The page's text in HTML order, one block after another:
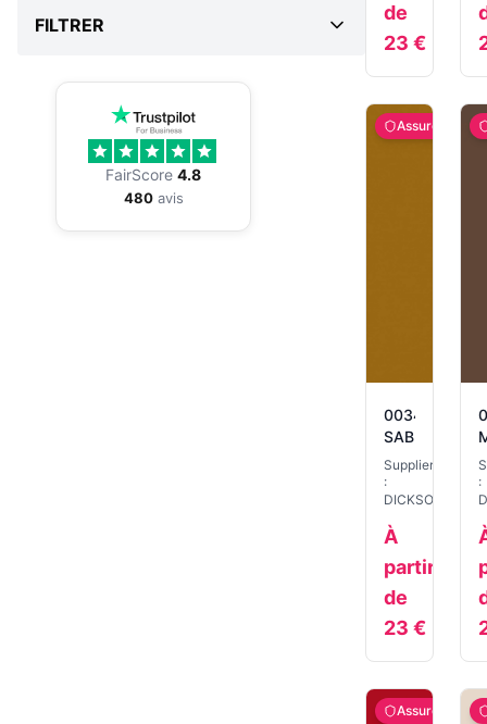
FILTRER
FairScore 4.8
480avis
de
23 €
Assuré
0034
SABLE
Supplier
:
DICKSON
À
partir
de
23 €
:
Assuré